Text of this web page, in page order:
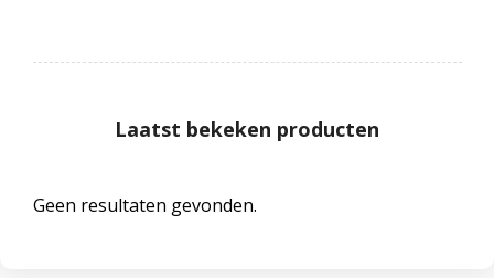
Laatst bekeken producten
Geen resultaten gevonden.